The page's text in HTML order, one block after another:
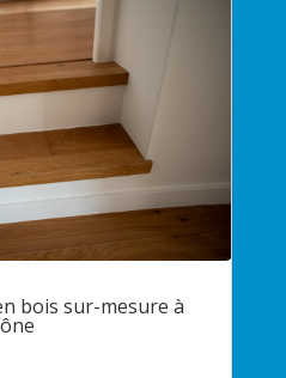
bois sur-mesure à